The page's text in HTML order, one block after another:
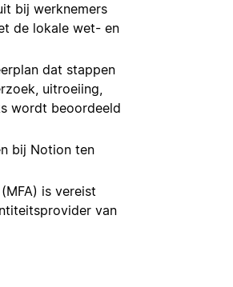
bij werknemers
de lokale wet- en
dat stappen
uitroeiing,
wordt beoordeeld
bij Notion ten
is vereist
van